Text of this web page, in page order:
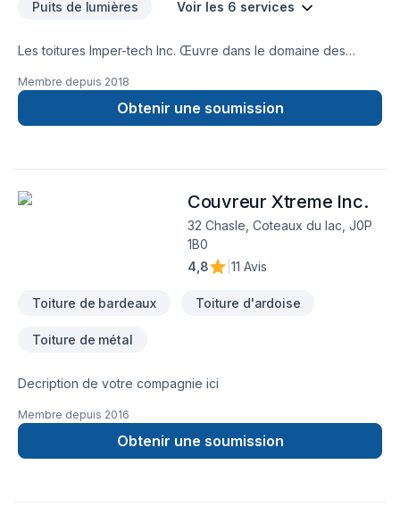
Puits de lumières Voir les 6 services
Les toitures Imper-tech Inc. Œuvre dans le domaine des
revêtement de toit plat possédant l'accréditation de plusieurs
fabricants et recommandé CAA Québec avec un taux de
d'acceptation de 97%. La philosophie de l'entreprise est
Membre depuis 2018
Obtenir une soumission
Couvreur Xtreme Inc.
32 Chasle, Coteaux du lac, J0P
1B0
4,8
11 Avis
Toiture de bardeaux Toiture d'ardoise
Toiture de métal
Decription de votre compagnie ici
Membre depuis 2016
Obtenir une soumission